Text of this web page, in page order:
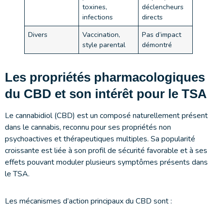
toxines,
infections
déclencheurs
directs
Divers
Vaccination,
style parental
Pas d’impact
démontré
Les propriétés pharmacologiques
du CBD et son intérêt pour le TSA
Le cannabidiol (CBD) est un composé naturellement présent
dans le cannabis, reconnu pour ses propriétés non
psychoactives et thérapeutiques multiples. Sa popularité
croissante est liée à son profil de sécurité favorable et à ses
effets pouvant moduler plusieurs symptômes présents dans
le TSA.
Les mécanismes d’action principaux du CBD sont :